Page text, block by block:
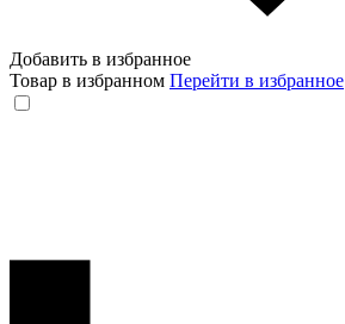
Добавить в избранное
Товар в избранном Перейти в избранное